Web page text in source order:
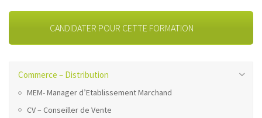
CANDIDATER POUR CETTE FORMATION
Commerce – Distribution
MEM- Manager d’Etablissement Marchand
CV – Conseiller de Vente